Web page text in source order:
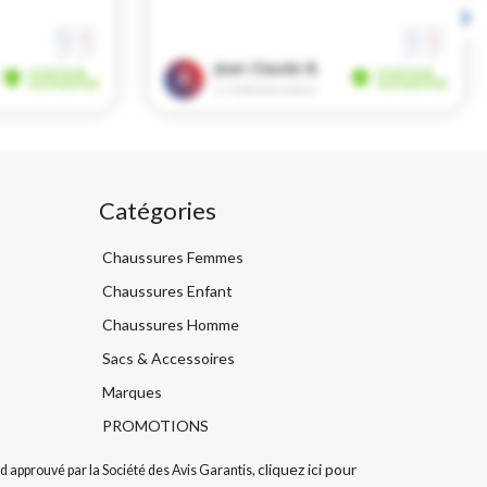
Catégories
Chaussures Femmes
Chaussures Enfant
Chaussures Homme
Sacs & Accessoires
Marques
PROMOTIONS
approuvé par la Société des Avis Garantis, cliquez ici pour